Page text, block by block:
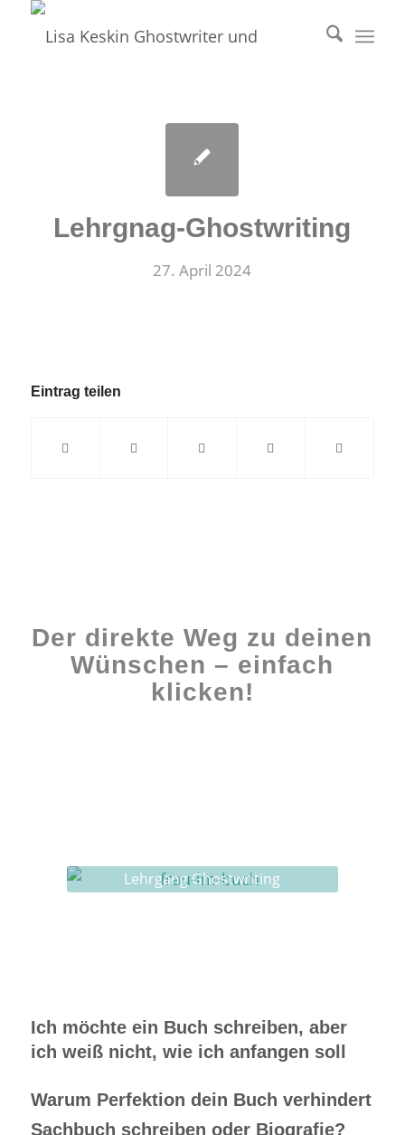
Lehrgnag-Ghostwriting
27. April 2024
Eintrag teilen
Der direkte Weg zu deinen
Wünschen – einfach
klicken!
Lehrgang Ghostwriting
Ich möchte ein Buch schreiben, aber
ich weiß nicht, wie ich anfangen soll
Warum Perfektion dein Buch verhindert
Sachbuch schreiben oder Biografie?